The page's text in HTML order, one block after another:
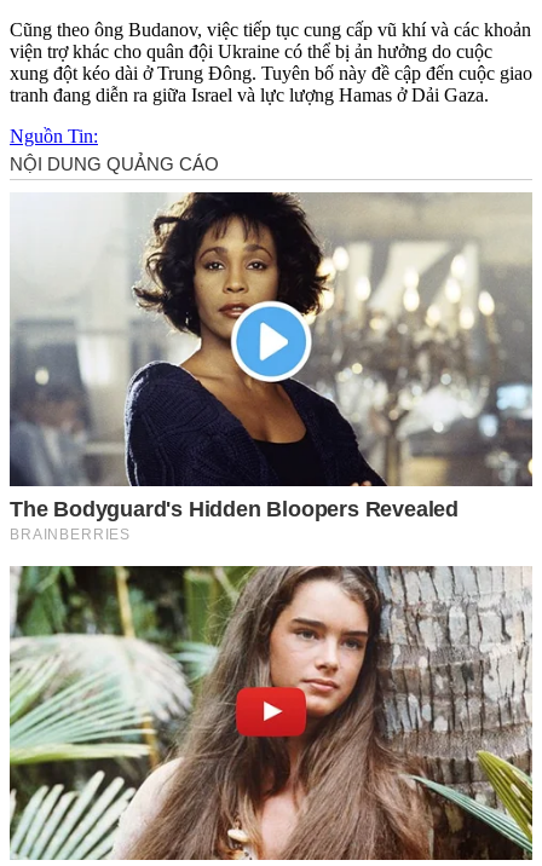
Cũng theo ông Budanov, việc tiếp tục cung cấp vũ khí và các khoản
viện trợ khác cho quân đội Ukraine có thể bị ản hưởng do cuộc
xung đột kéo dài ở Trung Đông. Tuyên bố này đề cập đến cuộc giao
tranh đang diễn ra giữa Israel và lực lượng Hamas ở Dải Gaza.
Nguồn Tin: